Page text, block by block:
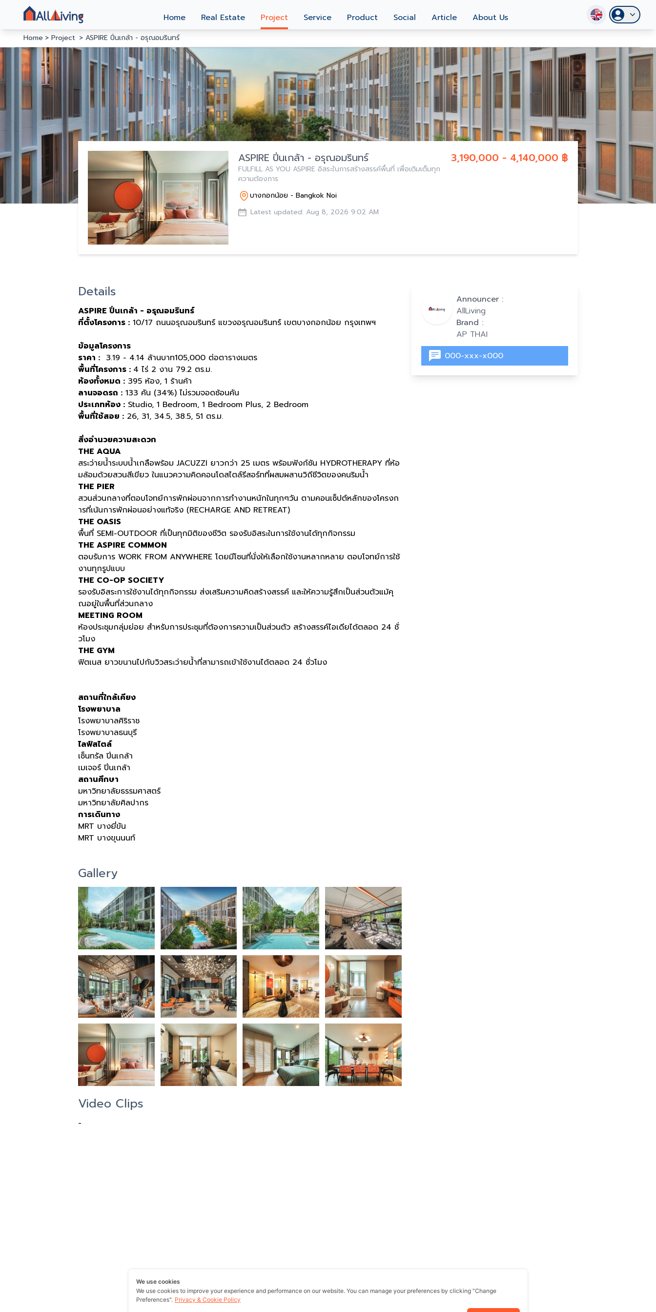
Home Real Estate Project Service Product Social Article About Us
Home Project ASPIRE ปิ่นเกล้า - อรุณอมรินทร์
3,190,000 - 4,140,000 ฿
ASPIRE ปิ่นเกล้า - อรุณอมรินทร์
FULFILL AS YOU ASPIRE อิสระในการสร้างสรรค์พื้นที่ เพื่อเติมเต็มทุก
ความต้องการ
บางกอกน้อย - Bangkok Noi
Latest updated: Aug 8, 2026 9:02 AM
Details
ASPIRE ปิ่นเกล้า - อรุณอมรินทร์
ที่ตั้งโครงการ : 10/17 ถนนอรุณอมรินทร์ แขวงอรุณอมรินทร์ เขตบางกอกน้อย กรุงเทพฯ
ข้อมูลโครงการ
ราคา : 3.19 - 4.14 ล้านบาท105,000 ต่อตารางเมตร
พื้นที่โครงการ : 4 ไร่ 2 งาน 79.2 ตร.ม.
ห้องทั้งหมด : 395 ห้อง, 1 ร้านค้า
ลานจอดรถ : 133 คัน (34%) ไม่รวมจอดซ้อนคัน
ประเภทห้อง : Studio, 1 Bedroom, 1 Bedroom Plus, 2 Bedroom
พื้นที่ใช้สอย : 26, 31, 34.5, 38.5, 51 ตร.ม.
สิ่งอำนวยความสะดวก
THE AQUA
สระว่ายน้ำระบบน้ำเกลือพร้อม JACUZZI ยาวกว่า 25 เมตร พร้อมฟังก์ชัน HYDROTHERAPY ที่ห้อ
มล้อมด้วยสวนสีเขียว ในแนวความคิดคอนโดสไตล์รีสอร์ทที่ผสมผสานวิถีชีวิตของคนริมน้ำ
THE PIER
สวนส่วนกลางที่ตอบโจทย์การพักผ่อนจากการทำงานหนักในทุกๆวัน ตามคอนเซ็ปต์หลักของโครงก
ารที่เน้นการพักผ่อนอย่างแท้จริง (RECHARGE AND RETREAT)
THE OASIS
พื้นที่ SEMI-OUTDOOR ที่เป็นทุกมิติของชีวิต รองรับอิสระในการใช้งานได้ทุกกิจกรรม
THE ASPIRE COMMON
ตอบรับการ WORK FROM ANYWHERE โดยมีโซนที่นั่งให้เลือกใช้งานหลากหลาย ตอบโจทย์การใช้
งานทุกรูปแบบ
THE CO-OP SOCIETY
รองรับอิสระการใช้งานได้ทุกกิจกรรม ส่งเสริมความคิดสร้างสรรค์ และให้ความรู้สึกเป็นส่วนตัวแม้คุ
ณอยู่ในพื้นที่ส่วนกลาง
MEETING ROOM
ห้องประชุมกลุ่มย่อย สำหรับการประชุมที่ต้องการความเป็นส่วนตัว สร้างสรรค์ไอเดียได้ตลอด 24 ชั่
วโมง
THE GYM
ฟิตเนส ยาวขนานไปกับวิวสระว่ายน้ำที่สามารถเข้าใช้งานได้ตลอด 24 ชั่วโมง
สถานที่ใกล้เคียง
โรงพยาบาล
โรงพยาบาลศิริราช
โรงพยาบาลธนบุรี
ไลฟ์สไตล์
เซ็นทรัล ปิ่นเกล้า
เมเจอร์ ปิ่นเกล้า
สถานศึกษา
มหาวิทยาลัยธรรมศาสตร์
มหาวิทยาลัยศิลปากร
การเดินทาง
MRT บางยี่ขัน
MRT บางขุนนนท์
Gallery
Video Clips
-
Announcer :
AllLiving
Brand :
AP THAI
000-xxx-x000
We use cookies
We use cookies to improve your experience and performance on our website. You can manage your preferences by clicking "Change
Preferences". Privacy & Cookie Policy